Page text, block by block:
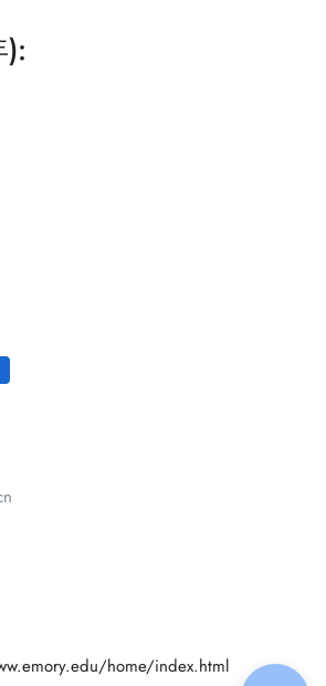
home/index.html